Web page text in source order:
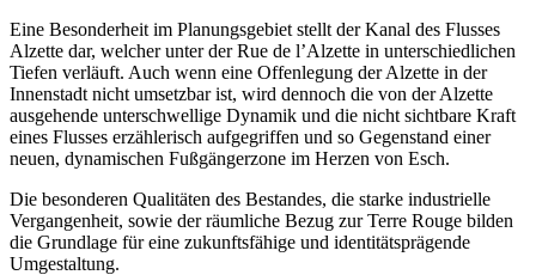
Eine Besonderheit im Planungsgebiet stellt der Kanal des Flusses
Alzette dar, welcher unter der Rue de l’Alzette in unterschiedlichen
Tiefen verläuft. Auch wenn eine Offenlegung der Alzette in der
Innenstadt nicht umsetzbar ist, wird dennoch die von der Alzette
ausgehende unterschwellige Dynamik und die nicht sichtbare Kraft
eines Flusses erzählerisch aufgegriffen und so Gegenstand einer
neuen, dynamischen Fußgängerzone im Herzen von Esch.
Die besonderen Qualitäten des Bestandes, die starke industrielle
Vergangenheit, sowie der räumliche Bezug zur Terre Rouge bilden
die Grundlage für eine zukunftsfähige und identitätsprägende
Umgestaltung.